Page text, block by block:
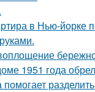
в Нью-йорке
1951 года